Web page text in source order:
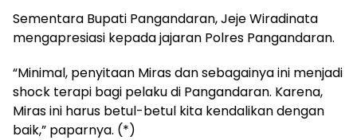
Sementara Bupati Pangandaran, Jeje Wiradinata
mengapresiasi kepada jajaran Polres Pangandaran.
“Minimal, penyitaan Miras dan sebagainya ini menjadi
shock terapi bagi pelaku di Pangandaran. Karena,
Miras ini harus betul-betul kita kendalikan dengan
baik,” paparnya. (*)